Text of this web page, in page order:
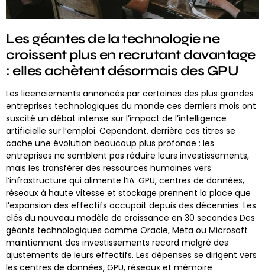
Les géantes de la technologie ne
croissent plus en recrutant davantage
: elles achètent désormais des GPU
Les licenciements annoncés par certaines des plus grandes
entreprises technologiques du monde ces derniers mois ont
suscité un débat intense sur l’impact de l’intelligence
artificielle sur l’emploi. Cependant, derrière ces titres se
cache une évolution beaucoup plus profonde : les
entreprises ne semblent pas réduire leurs investissements,
mais les transférer des ressources humaines vers
l’infrastructure qui alimente l’IA. GPU, centres de données,
réseaux à haute vitesse et stockage prennent la place que
l’expansion des effectifs occupait depuis des décennies. Les
clés du nouveau modèle de croissance en 30 secondes Des
géants technologiques comme Oracle, Meta ou Microsoft
maintiennent des investissements record malgré des
ajustements de leurs effectifs. Les dépenses se dirigent vers
les centres de données, GPU, réseaux et mémoire